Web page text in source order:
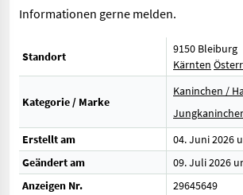
Informationen gerne melden.
Standort
9150 Bleiburg
Kärnten
Kategorie / Marke
Kaninchen /
Erstellt am
04. Juni 2026
Geändert am
09. Juli 2026
Anzeigen Nr.
29645649